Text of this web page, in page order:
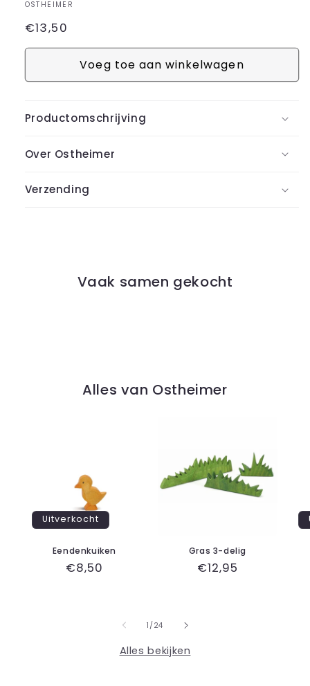
OSTHEIMER
Normale
prijs
€13,50
Voeg toe aan winkelwagen
Productomschrijving
Over Ostheimer
Verzending
Vaak samen gekocht
Alles van Ostheimer
Uitverkocht
Eendenkuiken
Normale
€8,50
Gras 3-delig
Normale
€12,95
1 / van
24
Alles bekijken